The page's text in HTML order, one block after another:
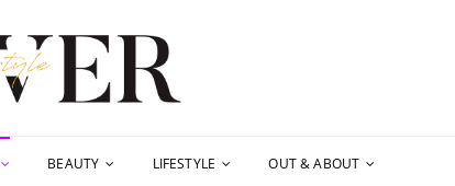
BEAUTY LIFESTYLE OUT & ABOUT